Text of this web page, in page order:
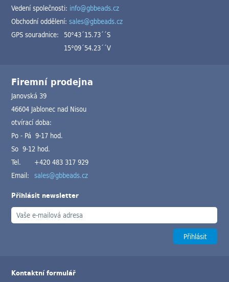
Vedení společnosti: info@gbbeads.cz
Obchodní oddělení:sales@gbbeads.cz
GPS souradnice: 50°43´15.73´´S
15°09´54.23´´V
Firemní prodejna
Janovská 39
46604 Jablonec nad Nisou
otvírací doba:
Po - Pá 9-17 hod.
So 9-12 hod.
Tel.
+420 483 317 929
Email: sales@gbbeads.cz
Přihlásit newsletter
Kontaktní formulář